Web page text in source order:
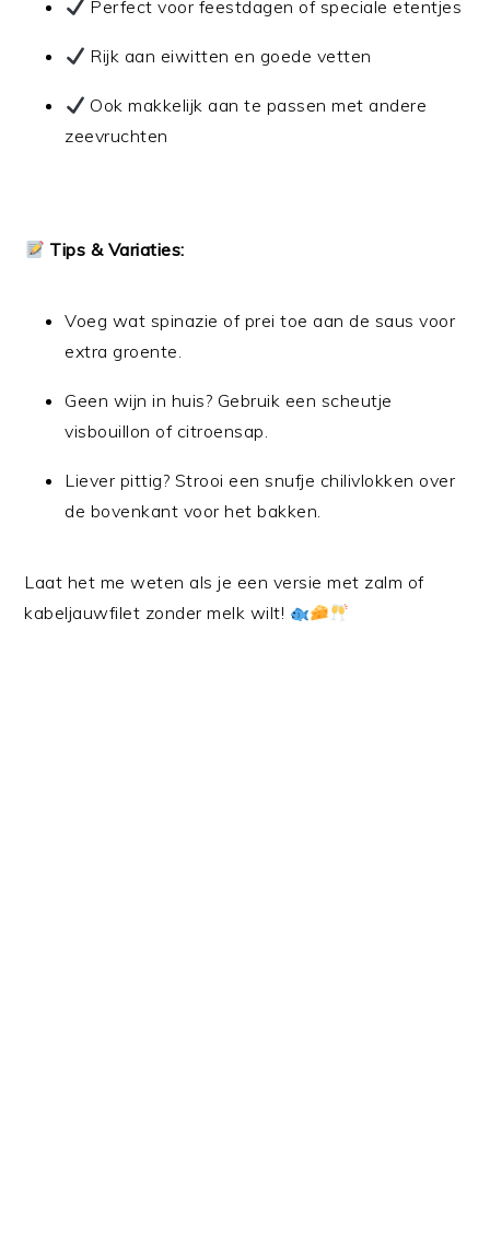
Perfect voor feestdagen of speciale etentjes
Rijk aan eiwitten en goede vetten
Ook makkelijk aan te passen met andere
zeevruchten
Tips & Variaties:
Voeg wat spinazie of prei toe aan de saus voor
extra groente.
Geen wijn in huis? Gebruik een scheutje
visbouillon of citroensap.
Liever pittig? Strooi een snufje chilivlokken over
de bovenkant voor het bakken.
Laat het me weten als je een versie met zalm of
kabeljauwfilet zonder melk wilt!